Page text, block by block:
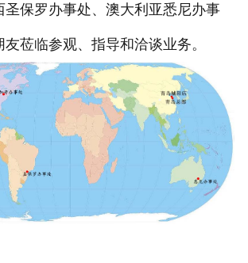
新闻资讯
加盟合作
联系我们
圣保罗办事处、澳大利亚悉尼办事
莅临参观、指导和洽谈业务。